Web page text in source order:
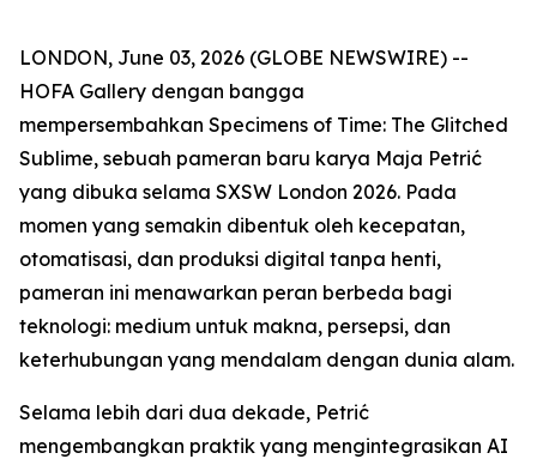
LONDON, June 03, 2026 (GLOBE NEWSWIRE) --
HOFA Gallery dengan bangga
mempersembahkan Specimens of Time: The Glitched
Sublime, sebuah pameran baru karya Maja Petrić
yang dibuka selama SXSW London 2026. Pada
momen yang semakin dibentuk oleh kecepatan,
otomatisasi, dan produksi digital tanpa henti,
pameran ini menawarkan peran berbeda bagi
teknologi: medium untuk makna, persepsi, dan
keterhubungan yang mendalam dengan dunia alam.
Selama lebih dari dua dekade, Petrić
mengembangkan praktik yang mengintegrasikan AI